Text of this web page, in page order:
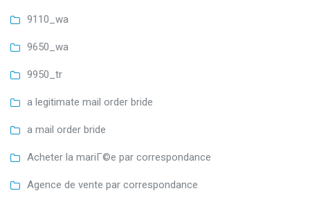
9110_wa
9650_wa
9950_tr
a legitimate mail order bride
a mail order bride
Acheter la mariГ©e par correspondance
Agence de vente par correspondance